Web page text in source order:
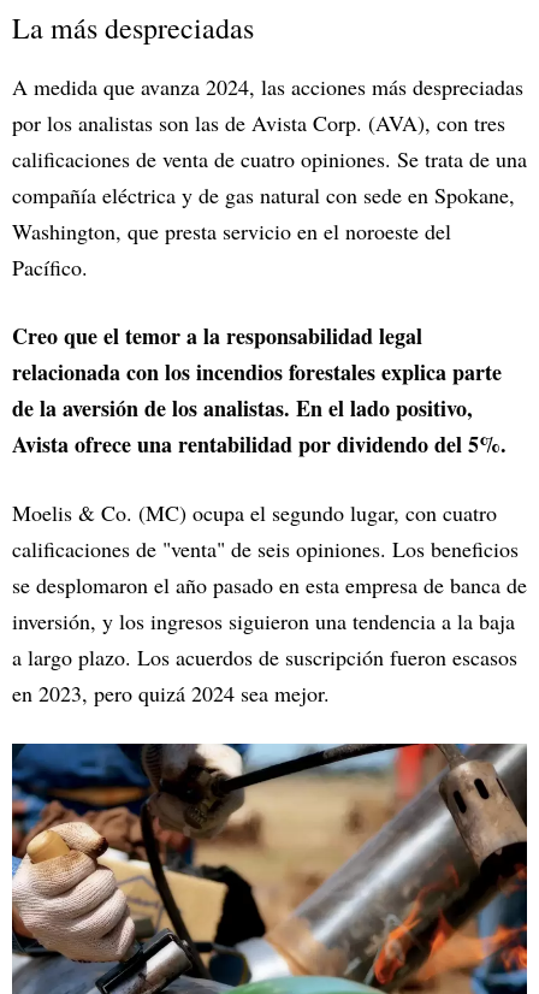
La más despreciadas
A medida que avanza 2024, las acciones más despreciadas
por los analistas son las de Avista Corp. (AVA), con tres
calificaciones de venta de cuatro opiniones. Se trata de una
compañía eléctrica y de gas natural con sede en Spokane,
Washington, que presta servicio en el noroeste del
Pacífico.
Creo que el temor a la responsabilidad legal
relacionada con los incendios forestales explica parte
de la aversión de los analistas. En el lado positivo,
Avista ofrece una rentabilidad por dividendo del 5%.
Moelis & Co. (MC) ocupa el segundo lugar, con cuatro
calificaciones de "venta" de seis opiniones. Los beneficios
se desplomaron el año pasado en esta empresa de banca de
inversión, y los ingresos siguieron una tendencia a la baja
a largo plazo. Los acuerdos de suscripción fueron escasos
en 2023, pero quizá 2024 sea mejor.